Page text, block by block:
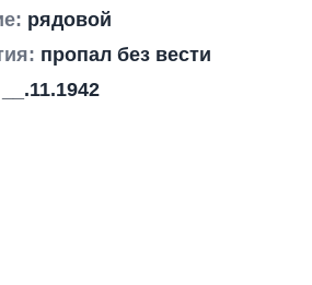
рядовой
пропал без вести
__.11.1942